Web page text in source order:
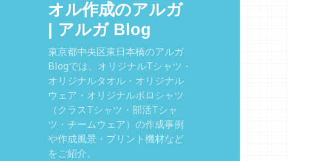
オル作成のアルガ
| アルガ Blog
東京都中央区東日本橋のアルガ
Blogでは、オリジナルTシャツ・
オリジナルタオル・オリジナル
ウェア・オリジナルポロシャツ
（クラスTシャツ・部活Tシャ
ツ・チームウェア）の作成事例
や作成風景・プリント機材など
をご紹介。